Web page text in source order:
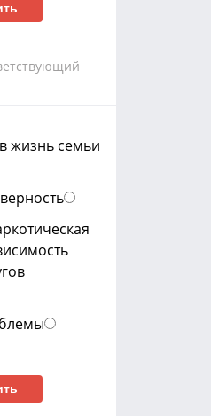
жизнь семьи